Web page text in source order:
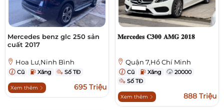
Mercedes benz glc 250 sản
cuất 2017
Hoa Lư,Ninh Bình
Cũ Xăng Số TĐ
Xem thêm 695 Triệu
𝐌𝐞𝐫𝐜𝐞𝐝𝐞𝐬 𝐂𝟑𝟎𝟎 𝐀𝐌𝐆 𝟐𝟎𝟏𝟖
Quận 7,Hồ Chí Minh
Cũ Xăng
20000
Số TĐ
Xem thêm 888 Triệu